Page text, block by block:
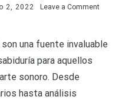
2, 2022 Leave a Commenton
libros
son una fuente invaluable
para aquellos
sonoro. Desde
hasta análisis